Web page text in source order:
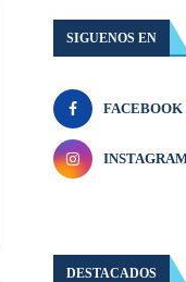
SIGUENOS EN
FACEBOOK
DESTACADOS